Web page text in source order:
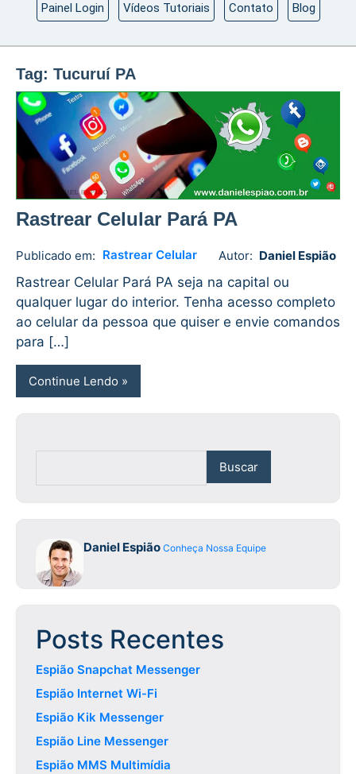
Painel Login Vídeos Tutoriais Contato Blog
Tag: Tucuruí PA
Rastrear Celular Pará PA
Publicado em: Rastrear Celular Autor: Daniel Espião
Daniel
Espião
No
comments
Rastrear Celular Pará PA seja na capital ou
qualquer lugar do interior. Tenha acesso completo
ao celular da pessoa que quiser e envie comandos
para […]
Continue Lendo
Buscar
Daniel Espião Conheça Nossa Equipe
Posts Recentes
Espião Snapchat Messenger
Espião Internet Wi-Fi
Espião Kik Messenger
Espião Line Messenger
Espião MMS Multimídia